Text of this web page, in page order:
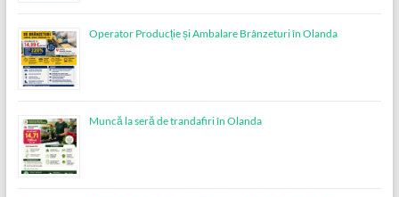
Operator Producție și Ambalare Brânzeturi în Olanda
Muncă la seră de trandafiri în Olanda